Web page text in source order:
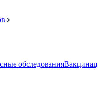
обследования